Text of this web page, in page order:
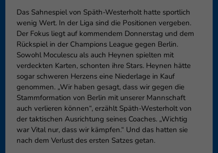
Das Sahnespiel von Späth-Westerholt hatte sportlich
wenig Wert. In der Liga sind die Positionen vergeben.
Der Fokus liegt auf kommendem Donnerstag und dem
Rückspiel in der Champions League gegen Berlin.
Sowohl Moculescu als auch Heynen spielten mit
verdeckten Karten, schonten ihre Stars. Heynen hätte
sogar schweren Herzens eine Niederlage in Kauf
genommen. „Wir haben gesagt, dass wir gegen die
Stammformation von Berlin mit unserer Mannschaft
auch verlieren können“, erzählt Späth-Westerholt von
der taktischen Ausrichtung seines Coaches. „Wichtig
war Vital nur, dass wir kämpfen.“ Und das hatten sie
nach dem Verlust des ersten Satzes getan.